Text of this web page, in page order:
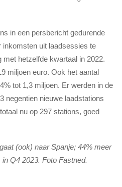
in een persbericht gedurende
inkomsten uit laadsessies te
met hetzelfde kwartaal in 2022.
miljoen euro. Ook het aantal
tot 1,3 miljoen. Er werden in de
negentien nieuwe laadstations
nu op 297 stations, goed
(ook) naar Spanje; 44% meer
Q4 2023. Foto Fastned.